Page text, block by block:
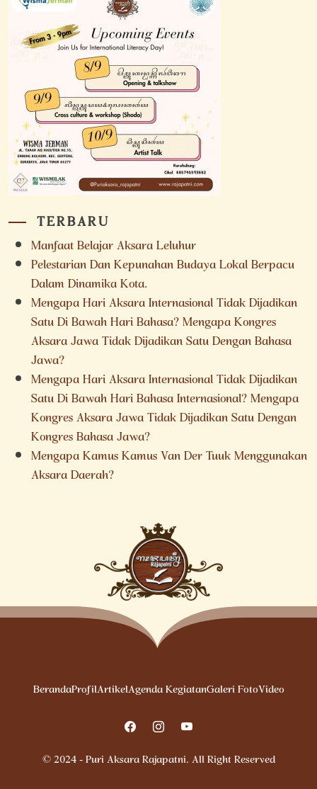
TERBARU
Manfaat Belajar Aksara Leluhur
Pelestarian Dan Kepunahan Budaya Lokal Berpacu
Dalam Dinamika Kota.
Mengapa Hari Aksara Internasional Tidak Dijadikan
Satu Di Bawah Hari Bahasa? Mengapa Kongres
Aksara Jawa Tidak Dijadikan Satu Dengan Bahasa
Jawa?
Mengapa Hari Aksara Internasional Tidak Dijadikan
Satu Di Bawah Hari Bahasa Internasional? Mengapa
Kongres Aksara Jawa Tidak Dijadikan Satu Dengan
Kongres Bahasa Jawa?
Mengapa Kamus Kamus Van Der Tuuk Menggunakan
Aksara Daerah?
BerandaProfilArtikelAgenda KegiatanGaleri FotoVideo
© 2024 - Puri Aksara Rajapatni. All Right Reserved